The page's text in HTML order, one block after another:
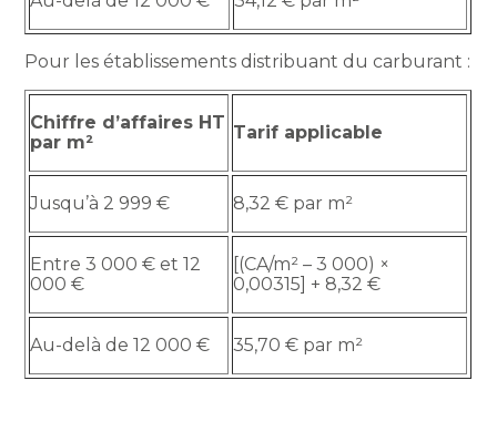
Pour les établissements distribuant du carburant :
Chiffre d’affaires HT
par m²
Tarif applicable
Jusqu’à 2 999 € 8,32 € par m²
Entre 3 000 € et 12
000 €
[(CA/m² – 3 000) ×
0,00315] + 8,32 €
Au-delà de 12 000 € 35,70 € par m²